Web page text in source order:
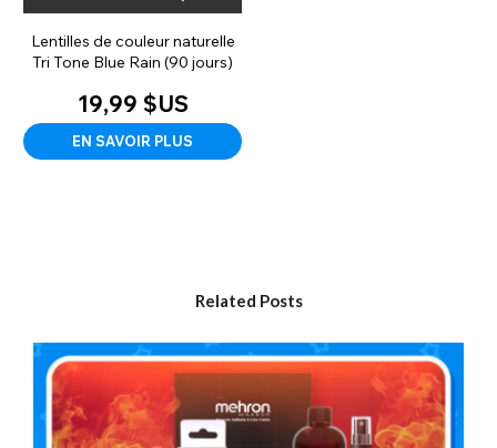
Lentilles de couleur naturelle
Tri Tone Blue Rain (90 jours)
19,99 $US
EN SAVOIR PLUS
Related Posts